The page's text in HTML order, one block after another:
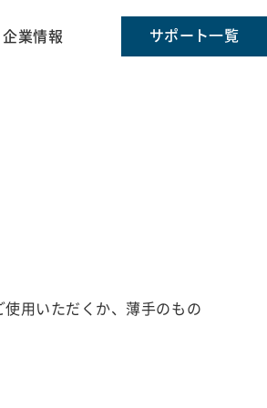
企業情報 サポート一覧
用いただくか、薄手のもの